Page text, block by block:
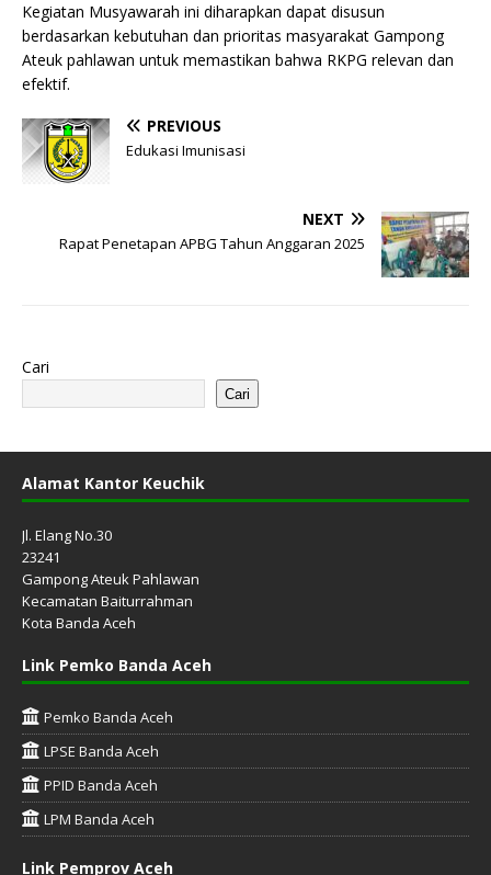
Kegiatan Musyawarah ini diharapkan dapat disusun
berdasarkan kebutuhan dan prioritas masyarakat Gampong
Ateuk pahlawan untuk memastikan bahwa RKPG relevan dan
efektif.
PREVIOUS
Edukasi Imunisasi
NEXT
Rapat Penetapan APBG Tahun Anggaran 2025
Cari
Cari
Alamat Kantor Keuchik
Jl. Elang No.30
23241
Gampong Ateuk Pahlawan
Kecamatan Baiturrahman
Kota Banda Aceh
Link Pemko Banda Aceh
Pemko Banda Aceh
LPSE Banda Aceh
PPID Banda Aceh
LPM Banda Aceh
Link Pemprov Aceh